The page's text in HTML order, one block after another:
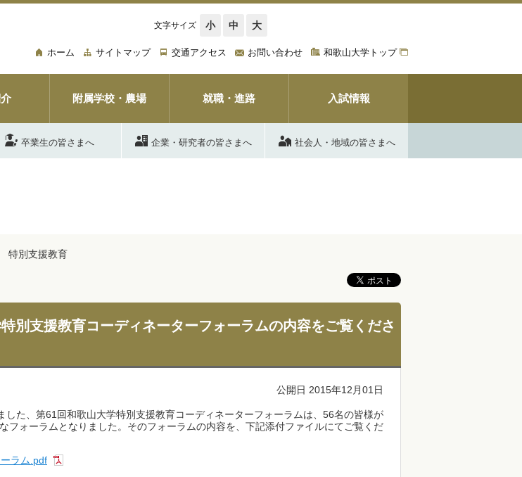
文字サイズ 小 中 大
ホーム サイトマップ 交通アクセス お問い合わせ 和歌山大学トップ
附属学校・農場 就職・進路 入試情報
卒業生の皆さまへ 企業・研究者の皆さまへ 社会人・地域の皆さまへ
特別支援教育
別支援教育コーディネーターフォーラムの内容をご覧くださ
公開日 2015年12月01日
した、第61回和歌山大学特別支援教育コーディネーターフォーラムは、56名の皆様が
フォーラムとなりました。そのフォーラムの内容を、下記添付ファイルにてご覧くだ
ラム.pdf